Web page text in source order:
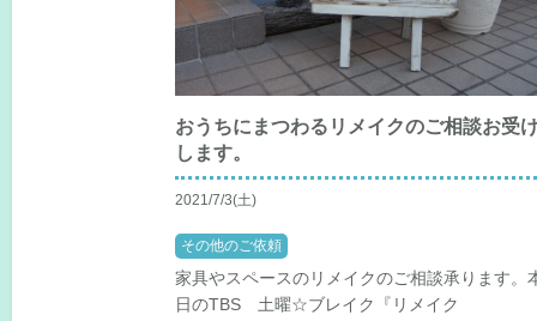
おうちにまつわるリメイクのご相談お受
します。
2021/7/3(土)
その他のご依頼
家具やスペースのリメイクのご相談承ります。
日のTBS 土曜☆ブレイク『リメイク